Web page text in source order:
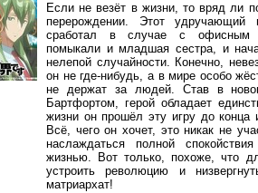
Если не везёт в жизни, то вряд ли
перерождении. Этот удручающий
сработал в случае с офисным
помыкали и младшая сестра, и
нелепой случайности. Конечно,
он не где-нибудь, а в мире особо
не держат за людей. Став в
Бартфортом, герой обладает
жизни он прошёл эту игру до конца
Всё, чего он хочет, это никак не
наслаждаться полной
жизнью. Вот только, похоже, что
устроить революцию и
матриархат!